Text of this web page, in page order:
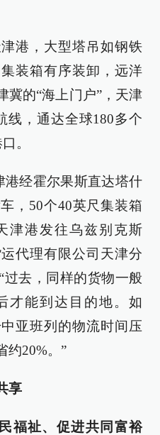
港，大型塔吊如钢铁
装箱有序装卸，远洋
冀的“海上门户”，天津
线，通达全球180多个
。
港经霍尔果斯直达塔什
，50个40英尺集装箱
津港发往乌兹别克斯
代理有限公司天津分
去，同样的货物一般
才能到达目的地。如
亚班列的物流时间压
约20%。”
享
福祉、促进共同富裕